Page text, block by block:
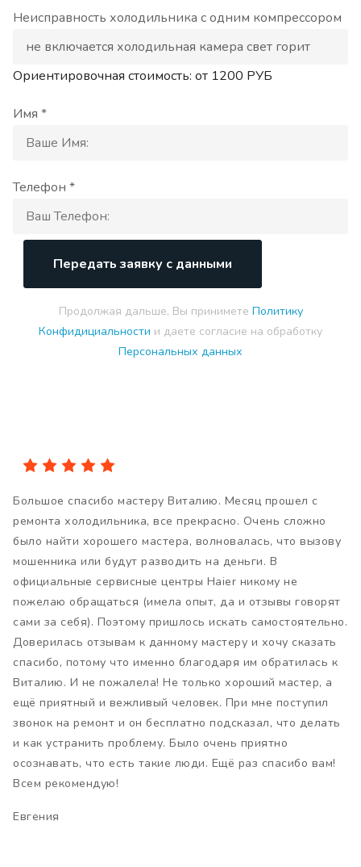
Неисправность холодильника с одним компрессором
Ориентировочная стоимость: от 1200 РУБ
Имя *
Телефон *
Передать заявку с данными
Продолжая дальше, Вы принимете Политику
Конфидициальности и даете согласие на обработку
Персональных данных
Большое спасибо мастеру Виталию. Месяц прошел с
ремонта холодильника, все прекрасно. Очень сложно
было найти хорошего мастера, волновалась, что вызову
мошенника или будут разводить на деньги. В
официальные сервисные центры Haier никому не
пожелаю обращаться (имела опыт, да и отзывы говорят
сами за себя). Поэтому пришлось искать самостоятельно.
Доверилась отзывам к данному мастеру и хочу сказать
спасибо, потому что именно благодаря им обратилась к
Виталию. И не пожалела! Не только хороший мастер, а
ещё приятный и вежливый человек. При мне поступил
звонок на ремонт и он бесплатно подсказал, что делать
и как устранить проблему. Было очень приятно
осознавать, что есть такие люди. Ещё раз спасибо вам!
Всем рекомендую!
Евгения